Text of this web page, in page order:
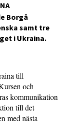
Borgå
samt tre
i Ukraina.
till
och
kommunikation
till det
med nästa